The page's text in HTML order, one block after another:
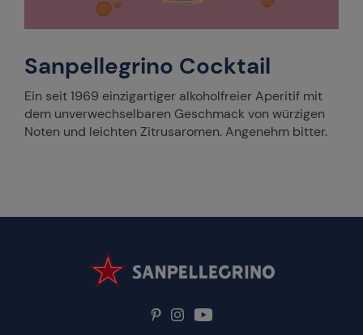
Sanpellegrino Cocktail
Ein seit 1969 einzigartiger alkoholfreier Aperitif mit
dem unverwechselbaren Geschmack von würzigen
Noten und leichten Zitrusaromen. Angenehm bitter.